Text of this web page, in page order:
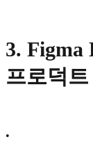
3. Figma
프로덕트
•